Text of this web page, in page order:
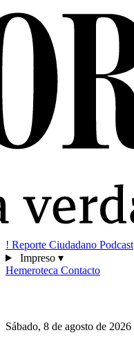
! Reporte Ciudadano Podcast
Impreso ▾
Hemeroteca Contacto
Sábado, 8 de agosto de 2026